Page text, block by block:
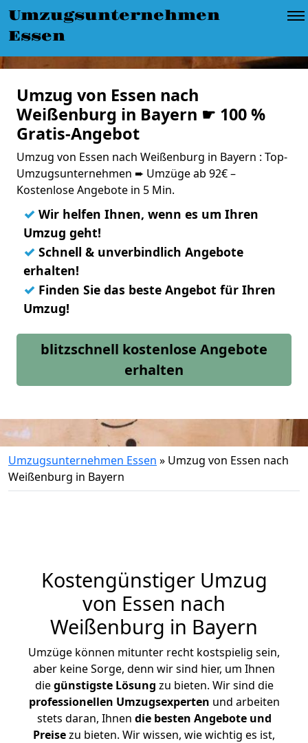
Umzugsunternehmen
Essen
Umzug von Essen nach
Weißenburg in Bayern ☛ 100 %
Gratis-Angebot
Umzug von Essen nach Weißenburg in Bayern : Top-
Umzugsunternehmen ➨ Umzüge ab 92€ –
Kostenlose Angebote in 5 Min.
✓ Wir helfen Ihnen, wenn es um Ihren
Umzug geht!
✓ Schnell & unverbindlich Angebote
erhalten!
✓ Finden Sie das beste Angebot für Ihren
Umzug!
blitzschnell kostenlose Angebote
erhalten
Umzugsunternehmen Essen » Umzug von Essen nach
Weißenburg in Bayern
Kostengünstiger Umzug
von Essen nach
Weißenburg in Bayern
Umzüge können mitunter recht kostspielig sein,
aber keine Sorge, denn wir sind hier, um Ihnen
diegünstigste Lösung zu bieten. Wir sind die
professionellen Umzugsexperten und arbeiten
stets daran, Ihnen die besten Angebote und
Preisezu bieten. Wir wissen, wie wichtig es ist,